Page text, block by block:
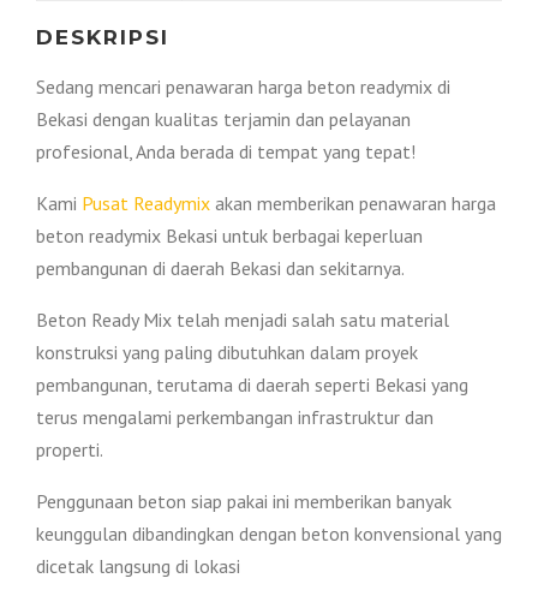
DESKRIPSI
Sedang mencari penawaran harga beton readymix di
Bekasi dengan kualitas terjamin dan pelayanan
profesional, Anda berada di tempat yang tepat!
Kami Pusat Readymix akan memberikan penawaran harga
beton readymix Bekasi untuk berbagai keperluan
pembangunan di daerah Bekasi dan sekitarnya.
Beton Ready Mix telah menjadi salah satu material
konstruksi yang paling dibutuhkan dalam proyek
pembangunan, terutama di daerah seperti Bekasi yang
terus mengalami perkembangan infrastruktur dan
properti.
Penggunaan beton siap pakai ini memberikan banyak
keunggulan dibandingkan dengan beton konvensional yang
dicetak langsung di lokasi